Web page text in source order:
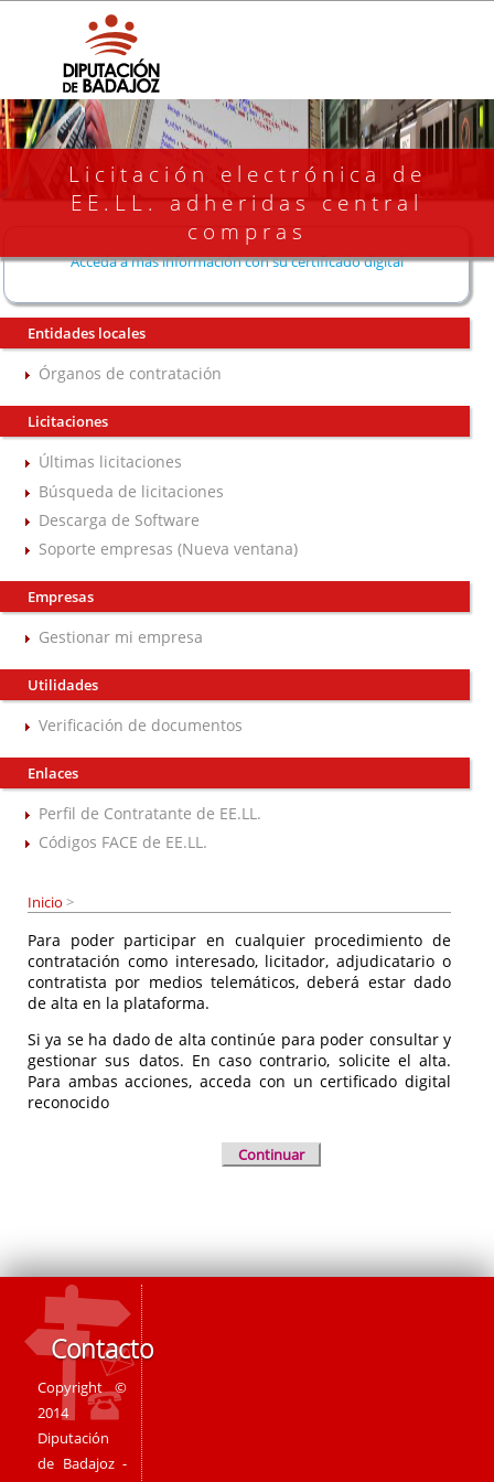
Licitación electrónica de
EE.LL. adheridas central
compras
Acceda a más información con su certificado digital
Entidades locales
Órganos de contratación
Licitaciones
Últimas licitaciones
Búsqueda de licitaciones
Descarga de Software
Soporte empresas (Nueva ventana)
Empresas
Gestionar mi empresa
Utilidades
Verificación de documentos
Enlaces
Perfil de Contratante de EE.LL.
Códigos FACE de EE.LL.
Inicio >
Para poder participar en cualquier procedimiento de
contratación como interesado, licitador, adjudicatario o
contratista por medios telemáticos, deberá estar dado
de alta en la plataforma.
Si ya se ha dado de alta continúe para poder consultar y
gestionar sus datos. En caso contrario, solicite el alta.
Para ambas acciones, acceda con un certificado digital
reconocido
Continuar
Contacto
Copyright ©
2014
Diputación
de Badajoz -